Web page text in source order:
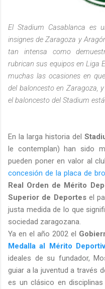
El Stadium Casablanca es
insignes de Zaragoza y
tan intensa como
rubrican sus equipos en Liga
muchas las ocasiones en
del baloncesto en Zaragoza,
el baloncesto del Stadium
En la larga historia del
le contemplan) han sido
pueden poner en valor al
concesión de la placa de
Real Orden de Mérito
Superior de Deportesel
justa medida de lo que
sociedad zaragozana.
Ya en el año 2002 el
Medalla al Mérito
ideales de su fundador,
guiar a la juventud a través
es un clásico en